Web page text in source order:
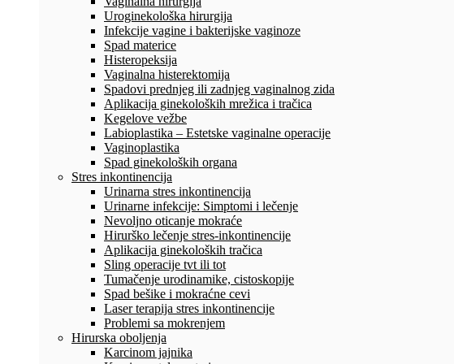
Uroginekološka hirurgija
Infekcije vagine i bakterijske vaginoze
Spad materice
Histeropeksija
Vaginalna histerektomija
Spadovi prednjeg ili zadnjeg vaginalnog zida
Aplikacija ginekoloških mrežica i tračica
Kegelove vežbe
Labioplastika – Estetske vaginalne operacije
Vaginoplastika
Spad ginekoloških organa
Stres inkontinencija
Urinarna stres inkontinencija
Urinarne infekcije: Simptomi i lečenje
Nevoljno oticanje mokraće
Hirurško lečenje stres-inkontinencije
Aplikacija ginekoloških tračica
Sling operacije tvt ili tot
Tumačenje urodinamike, cistoskopije
Spad bešike i mokraćne cevi
Laser terapija stres inkontinencije
Problemi sa mokrenjem
Hirurska oboljenja
Karcinom jajnika